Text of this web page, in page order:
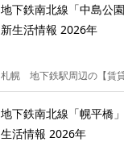
地下鉄南北線「中島公
新生活情報 2026年
札幌 地下鉄駅周辺の【賃
地下鉄南北線「幌平橋
生活情報 2026年